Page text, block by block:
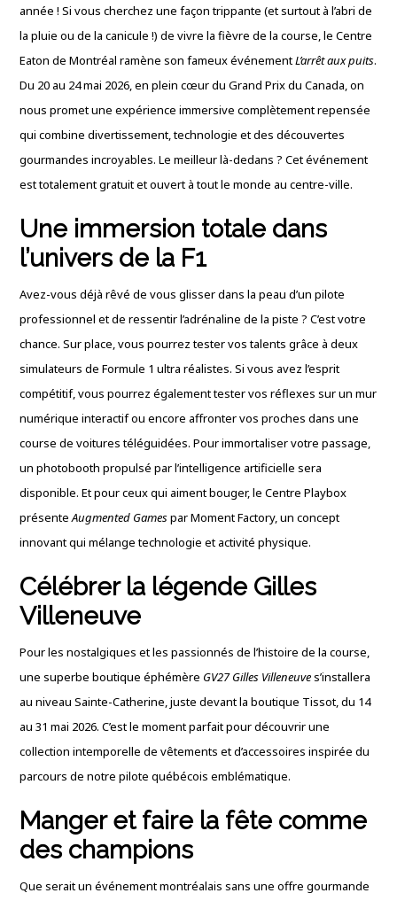
année !Si vous cherchez une façon trippante (et surtout à l’abri de
la pluie ou de la canicule !) de vivre la fièvre de la course, le Centre
Eaton de Montréal ramène son fameux événementL’arrêt aux puits.
Du 20 au 24 mai 2026, en plein cœur du Grand Prix du Canada, on
nous promet une expérience immersive complètement repensée
qui combine divertissement, technologie et des découvertes
gourmandes incroyables. Le meilleur là-dedans ?Cet événement
est totalement gratuit et ouvert à tout le monde au centre-ville.
Une immersion totale dans
l’univers de la F1
Avez-vous déjà rêvé de vous glisser dans la peau d’un pilote
professionnel et de ressentir l’adrénaline de la piste ?C’est votre
chance.Sur place, vous pourrez tester vos talents grâce à deux
simulateurs de Formule 1 ultra réalistes.Si vous avez l’esprit
compétitif, vous pourrez également tester vos réflexes sur un mur
numérique interactif ou encore affronter vos proches dans une
course de voitures téléguidées.Pour immortaliser votre passage,
un photobooth propulsé par l’intelligence artificielle sera
disponible.Et pour ceux qui aiment bouger, le Centre Playbox
présenteAugmented Gamespar Moment Factory, un concept
innovant qui mélange technologie et activité physique.
Célébrer la légende Gilles
Villeneuve
Pour les nostalgiques et les passionnés de l’histoire de la course,
une superbe boutique éphémère GV27 Gilles Villeneuves’installera
au niveau Sainte-Catherine, juste devant la boutique Tissot, du 14
au 31 mai 2026.C’est le moment parfait pour découvrir une
collection intemporelle de vêtements et d’accessoires inspirée du
parcours de notre pilote québécois emblématique.
Manger et faire la fête comme
des champions
Que serait un événement montréalais sans une offre gourmande